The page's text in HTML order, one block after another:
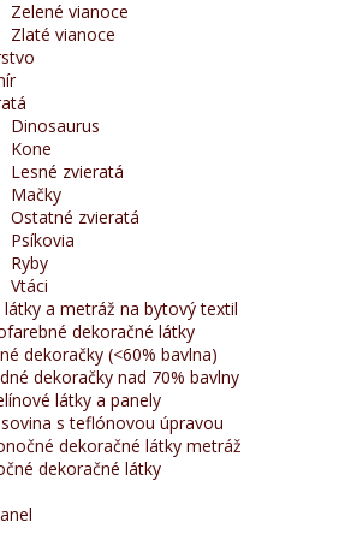
Zelené vianoce
Zlaté vianoce
Dinosaurus
Kone
Lesné zvieratá
Mačky
Ostatné zvieratá
Psíkovia
Ryby
Vtáci
látky a metráž na bytový textil
dekoračné látky
dekoračky (<60% bavlna)
dekoračky nad 70% bavlny
látky a panely
s teflónovou úpravou
dekoračné látky metráž
dekoračné látky